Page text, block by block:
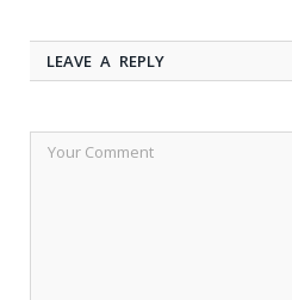
LEAVE A REPLY